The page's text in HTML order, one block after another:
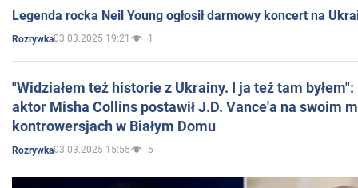
Legenda rocka Neil Young ogłosił darmowy koncert na
Rozrywka03.03.2025 19:21 1
"Widziałem też historie z Ukrainy. I ja też tam
aktor Misha Collins postawił J.D. Vance'a na swoim
kontrowersjach w Białym Domu
Rozrywka03.03.2025 15:55 5